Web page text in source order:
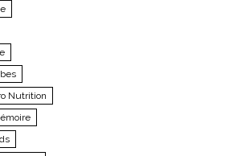
Nutrition